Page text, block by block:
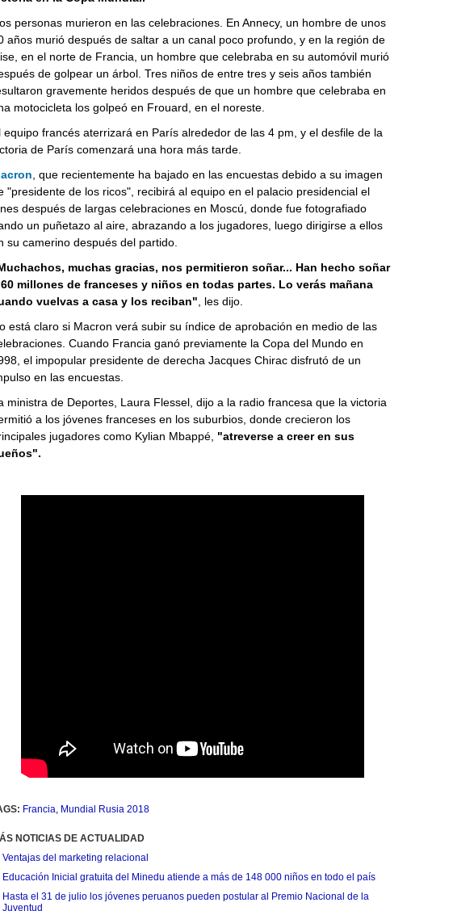
personas murieron en las celebraciones. En Annecy, un hombre de unos
años murió después de saltar a un canal poco profundo, y en la región de
en el norte de Francia, un hombre que celebraba en su automóvil murió
de golpear un árbol. Tres niños de entre tres y seis años también
gravemente heridos después de que un hombre que celebraba en
motocicleta los golpeó en Frouard, en el noreste.
equipo francés aterrizará en París alrededor de las 4 pm, y el desfile de la
de París comenzará una hora más tarde.
, que recientemente ha bajado en las encuestas debido a su imagen
"presidente de los ricos", recibirá al equipo en el palacio presidencial el
después de largas celebraciones en Moscú, donde fue fotografiado
un puñetazo al aire, abrazando a los jugadores, luego dirigirse a ellos
su camerino después del partido.
muchas gracias, nos permitieron soñar... Han hecho soñar
millones de franceses y niños en todas partes. Lo verás mañana
vuelvas a casa y los reciban" , les dijo.
está claro si Macron verá subir su índice de aprobación en medio de las
Cuando Francia ganó previamente la Copa del Mundo en
el impopular presidente de derecha Jacques Chirac disfrutó de un
en las encuestas.
ministra de Deportes, Laura Flessel, dijo a la radio francesa que la victoria
a los jóvenes franceses en los suburbios, donde crecieron los
jugadores como Kylian Mbappé, "atreverse a creer en sus
Francia, Mundial Rusia 2018
NOTICIAS DE ACTUALIDAD
Ventajas del marketing relacional
Educación Inicial gratuita del Minedu atiende a más de 148 000 niños en todo el país
Hasta el 31 de julio los jóvenes peruanos pueden postular al Premio Nacional de la
Juventud